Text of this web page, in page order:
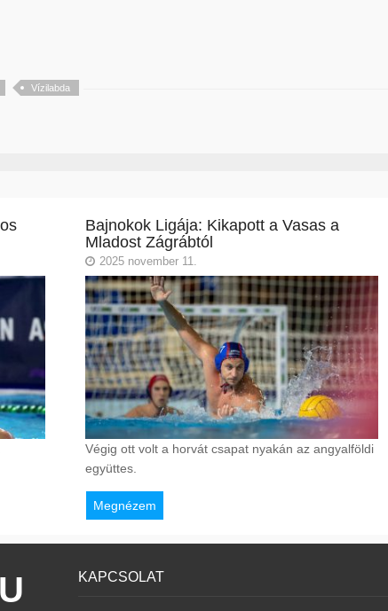
Vízilabda
Bajnokok Ligája: Kikapott a Vasas a
Mladost Zágrábtól
2025 november 11.
Végig ott volt a horvát csapat nyakán az angyalföldi
együttes.
Megnézem
KAPCSOLAT